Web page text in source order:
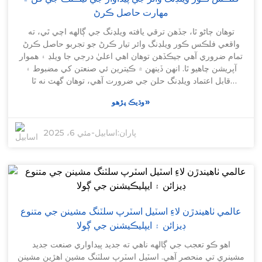
معيار لاءِ انهن جي وابستگي ۽ جديد ترين رجحانات سان گڏ رهڻ
يقيني بڻائي ٿو ته انهن جون مشينون اعليٰ درجي جون آهن ۽ اعليٰ
ترين صنعت جي معيارن کي پورا ڪن ٿيون. هن طريقي سان، ٺاهيندڙ
پنهنجي پيداوار وڌائي سگهن ٿا ۽ تيز رفتار مارڪيٽ ۾ اڳتي رهي
مهارت حاصل ڪرڻ
توهان ڄاڻو ٿا، جڏهن ترقي يافته ويلڊنگ جي ڳالهه اچي ٿي، ته
واقعي فلڪس ڪور ويلڊنگ وائر تيار ڪرڻ جو تجربو حاصل ڪرڻ
تمام ضروري آهي جيڪڏهن توهان اهي اعليٰ درجي جا ويلڊ ۽ هموار
آپريشن چاهيو ٿا. انهن ڏينهن ۾ ڪيترين ئي صنعتن کي مضبوط ۽
قابل اعتماد ويلڊنگ حلن جي ضرورت آهي، توهان گهٽ نه ٿا
ٽيڪنالاجي آهي. اهو ئي هنڌ آهي جتي خاص گيئر، جهڙوڪ فلڪس
پيداوار جي عمل ۾ هر شيءِ کي انتهائي درست ڪرڻ ۾ مدد ڪري
ٿي ۽ ويلڊنگ وائر جي مجموعي ڪارڪردگي کي به وڌائي ٿي. بيجنگ
شروع ڪيو هو، اسان سڀ ڪجهه ويلڊنگ ٽيڪنالاجي جي حوالي سان
اڳتي وڌڻ بابت آهيون. اسان جي يورپي ڀائيوارن سان ڪجهه مضبوط
تعاون جي مهرباني، اسان ڪجهه شاندار پيداوار جون سهولتون
ڀريل جديد FCW مشينون ٺاهيندا آهيون. فضيلت لاءِ اسان جو عزم
واقعي اسان کي فيلڊ ۾ هڪ اڳواڻ جي حيثيت سان الڳ ڪري ٿو،
ٺاهيندڙن جي بدلجندڙ مطالبن کي پورو ڪرڻ لاءِ تيار آهي جن کي
قابل اعتماد ۽ اعليٰ ڪارڪردگي واري فلڪس ڪور ويلڊنگ وائر حل
وڌيڪ پڙهو»
پاران:اسابيل-مئي 6، 2025
عالمي ٺاهيندڙن لاءِ اسٽيل اسٽرپ سلٽنگ مشينن جي متنوع
ڊيزائن ۽ ايپليڪيشنن جي ڳولا
اهو ڪو تعجب جي ڳالهه ناهي ته جديد پيداواري صنعت جديد
مشينري تي منحصر آهي. اسٽيل اسٽرپ سلٽنگ مشين اهڙين مشينن